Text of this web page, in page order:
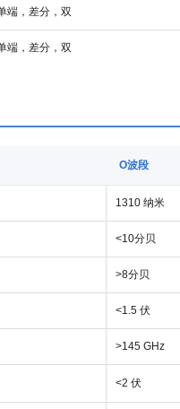
端，差分，双
端，差分，双
O波段
1310 纳米
<10分贝
>8分贝
<1.5 伏
>145 GHz
<2 伏